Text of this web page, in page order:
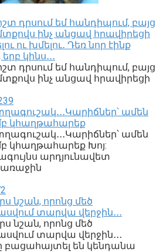
դրսում եմ հանդիպում, բայց
ինչ անցավ հրավիրեցի
ու խմելու․ Դեռ նոր էինք
կինս․․․
դրսում եմ հանդիպում, բայց
ինչ անցավ հրավիրեցի
ամեն
կհաղթահարեք
ամեն
կհաղթահարեք Խոյ:
արդյունավետ
նշան, որոնց մեծ
տարվա վերջին․․․
նշան, որոնց մեծ
տարվա վերջին․․․
բացահայտել են կենդանա